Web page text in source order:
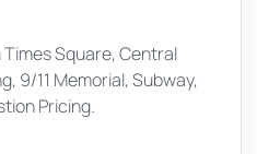
Square, Central
9/11 Memorial, Subway,
Pricing.